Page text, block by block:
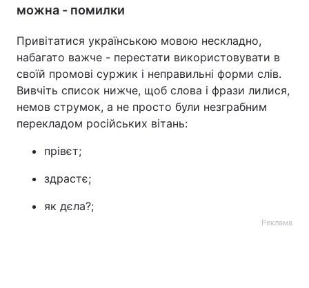
можна - помилки
Привітатися українською мовою нескладно,
набагато важче - перестати використовувати в
своїй промові суржик і неправильні форми слів.
Вивчіть список нижче, щоб слова і фрази лилися,
немов струмок, а не просто були незграбним
перекладом російських вітань:
прівєт;
здрастє;
як дєла?;
Реклама